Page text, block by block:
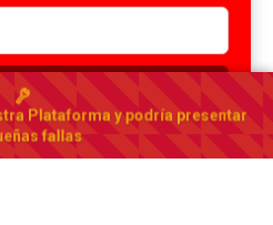
Suscribirse
procesos
Portal Logístico de España
España▾
2023-2026 DirectorioDeCarga.com
Plataforma y podría presentar
fallas